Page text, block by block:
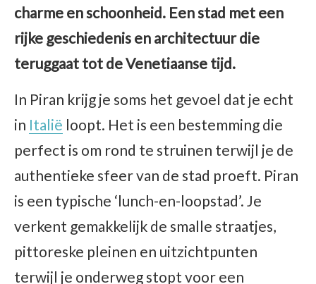
charme en schoonheid. Een stad met een
rijke geschiedenis en architectuur die
teruggaat tot de Venetiaanse tijd.
In Piran krijg je soms het gevoel dat je echt
in Italië loopt. Het is een bestemming die
perfect is om rond te struinen terwijl je de
authentieke sfeer van de stad proeft. Piran
is een typische ‘lunch-en-loopstad’. Je
verkent gemakkelijk de smalle straatjes,
pittoreske pleinen en uitzichtpunten
terwijl je onderweg stopt voor een